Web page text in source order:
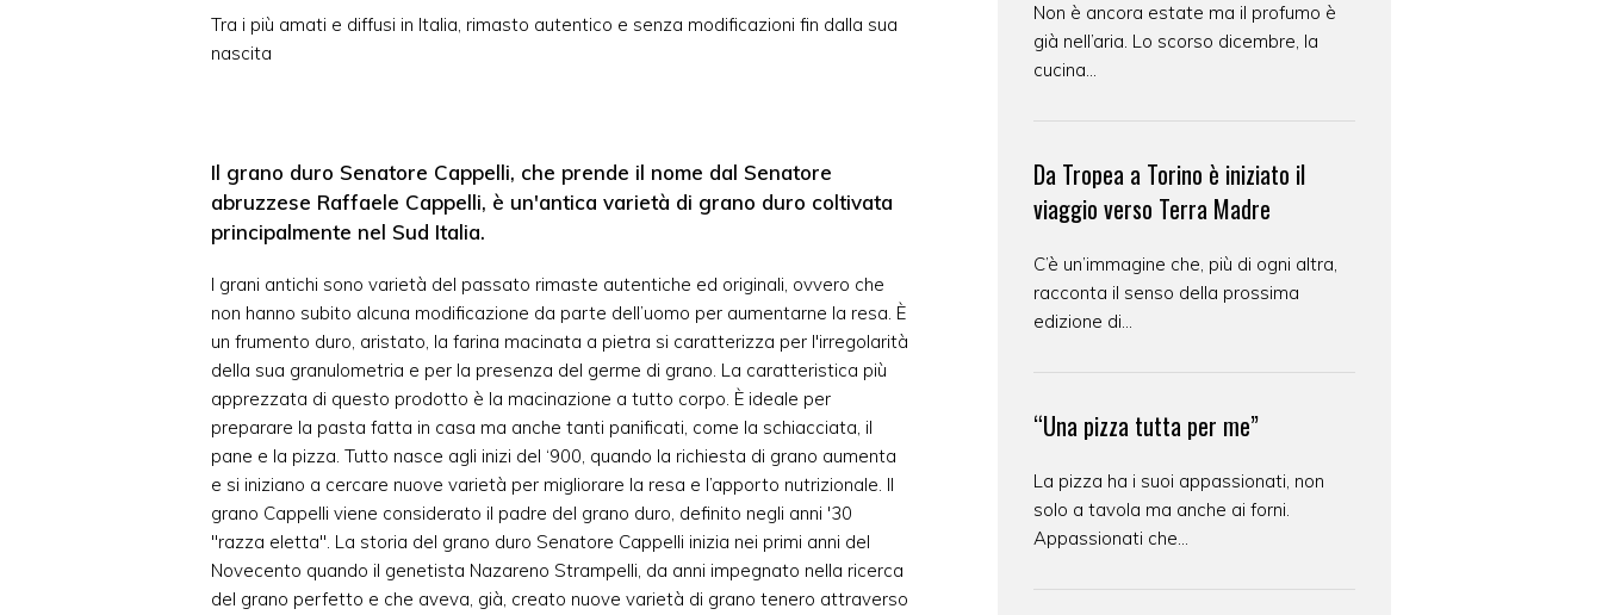
Tra i più amati e diffusi in Italia, rimasto autentico e senza modificazioni fin dalla sua
nascita
Il grano duro Senatore Cappelli, che prende il nome dal Senatore
abruzzese Raffaele Cappelli, è un'antica varietà di grano duro coltivata
principalmente nel Sud Italia.
I grani antichi sono varietà del passato rimaste autentiche ed originali, ovvero che
non hanno subito alcuna modificazione da parte dell’uomo per aumentarne la resa. È
un frumento duro, aristato, la farina macinata a pietra si caratterizza per l'irregolarità
della sua granulometria e per la presenza del germe di grano. La caratteristica più
apprezzata di questo prodotto è la macinazione a tutto corpo. È ideale per
preparare la pasta fatta in casa ma anche tanti panificati, come la schiacciata, il
pane e la pizza. Tutto nasce agli inizi del ‘900, quando la richiesta di grano aumenta
e si iniziano a cercare nuove varietà per migliorare la resa e l’apporto nutrizionale. Il
grano Cappelli viene considerato il padre del grano duro, definito negli anni '30
"razza eletta". La storia del grano duro Senatore Cappelli inizia nei primi anni del
Novecento quando il genetista Nazareno Strampelli, da anni impegnato nella ricerca
del grano perfetto e che aveva, già, creato nuove varietà di grano tenero attraverso
Non è ancora estate ma il profumo è
già nell’aria. Lo scorso dicembre, la
cucina...
Da Tropea a Torino è iniziato il
viaggio verso Terra Madre
C’è un’immagine che, più di ogni altra,
racconta il senso della prossima
edizione di...
“Una pizza tutta per me”
La pizza ha i suoi appassionati, non
solo a tavola ma anche ai forni.
Appassionati che...